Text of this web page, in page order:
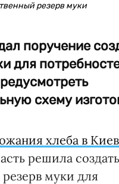
резерв муки
поручение
для
схему
хлеба в
решила создать
муки для